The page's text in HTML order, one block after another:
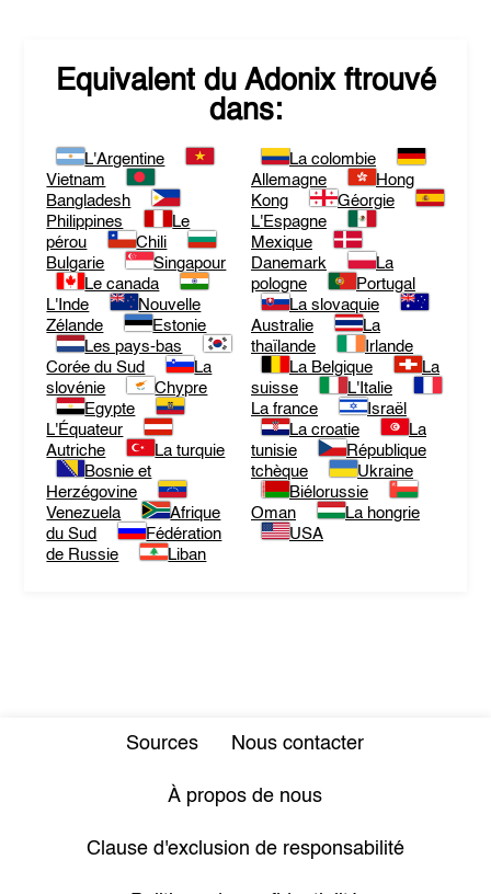
Equivalent du Adonixftrouvé
dans:
L'Argentine
Vietnam
Bangladesh
Philippines
Le
pérou
Chili
Bulgarie
Singapour
Le canada
L'Inde
Nouvelle
Zélande
Estonie
Les pays-bas
Corée du Sud
La
slovénie
Chypre
Egypte
L'Équateur
Autriche
La turquie
Bosnie et
Herzégovine
Venezuela
Afrique
du Sud
Fédération
de Russie
Liban
La colombie
Allemagne
Hong
Kong
Géorgie
L'Espagne
Mexique
Danemark
La
pologne
Portugal
La slovaquie
Australie
La
thaïlande
Irlande
La Belgique
La
suisse
L'Italie
La france
Israël
La croatie
La
tunisie
République
tchèque
Ukraine
Biélorussie
Oman
La hongrie
USA
Sources Nous contacter
À propos de nous
Clause d'exclusion de responsabilité